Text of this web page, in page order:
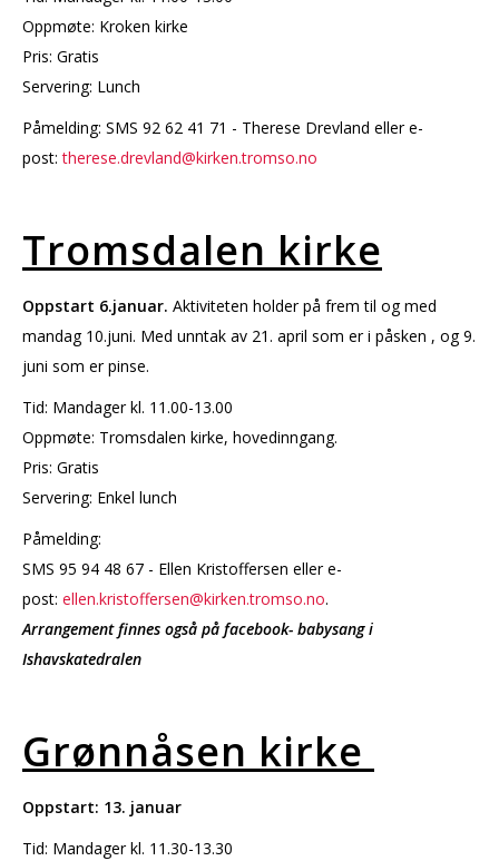
Oppmøte: Kroken kirke
Pris: Gratis
Servering: Lunch
Påmelding: SMS 92 62 41 71 - Therese Drevland eller e-
post:therese.drevland@kirken.tromso.no
Tromsdalen kirke
Oppstart 6.januar. Aktiviteten holder på frem til og med
mandag 10.juni. Med unntak av 21. april som er i påsken , og 9.
juni som er pinse.
Tid: Mandager kl. 11.00-13.00
Oppmøte: Tromsdalen kirke, hovedinngang.
Pris: Gratis
Servering: Enkel lunch
Påmelding:
SMS 95 94 48 67 - Ellen Kristoffersen eller e-
post: ellen.kristoffersen@kirken.tromso.no.
Arrangement finnes også på facebook- babysang i
Ishavskatedralen
Grønnåsen kirke
Oppstart: 13. januar
Tid: Mandager kl. 11.30-13.30